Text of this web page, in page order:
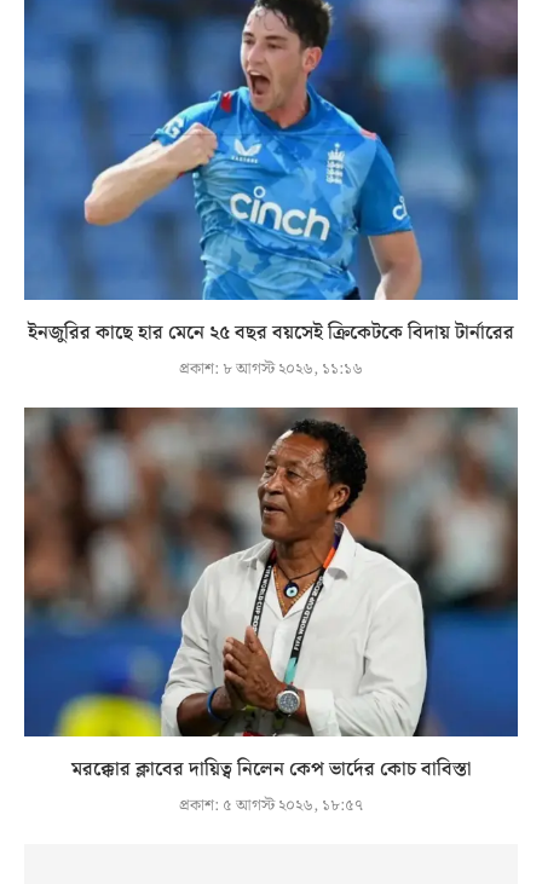
ইনজুরির কাছে হার মেনে ২৫ বছর বয়সেই ক্রিকেটকে বিদায় টার্নারের
প্রকাশ: ৮ আগস্ট ২০২৬, ১১:১৬
মরক্কোর ক্লাবের দায়িত্ব নিলেন কেপ ভার্দের কোচ বাবিস্তা
প্রকাশ: ৫ আগস্ট ২০২৬, ১৮:৫৭